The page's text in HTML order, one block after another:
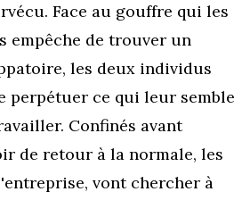
Face au gouffre qui les
empêche de trouver un
les deux individus
perpétuer ce qui leur semble
Confinés avant
de retour à la normale, les
vont chercher à